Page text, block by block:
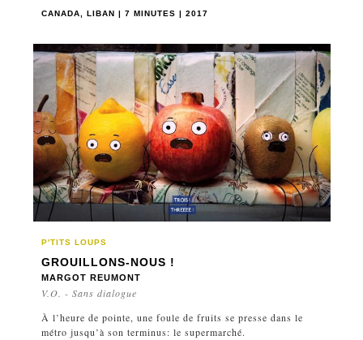
CANADA, LIBAN | 7 MINUTES | 2017
P'TITS LOUPS
GROUILLONS-NOUS !
MARGOT REUMONT
V.O. - Sans dialogue
À l’heure de pointe, une foule de fruits se presse dans le
métro jusqu’à son terminus: le supermarché.